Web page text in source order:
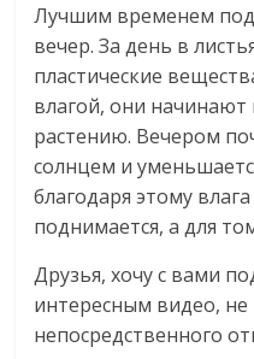
Лучшим временем
вечер. За день в
пластические
влагой, они
растению. Вечером
солнцем и
благодаря этому
поднимается, а для
Друзья, хочу с вами
интересным видео,
непосредственного